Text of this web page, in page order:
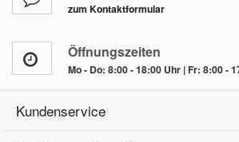
zum Kontaktformular
Öffnungszeiten
Mo - Do: 8:00 - 18:00 Uhr | Fr: 8:00 -
Kundenservice